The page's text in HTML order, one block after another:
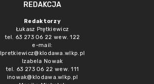
REDAKCJA
Redaktorzy
Łukasz Prętkiewicz
tel. 63 273 06 22 wew. 122
e-mail:
lpretkiewicz@klodawa.wlkp.pl
Izabela Nowak
tel. 63 273 06 22 wew. 111
inowak@klodawa.wlkp.pl